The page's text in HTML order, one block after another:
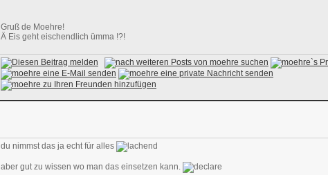
Gruß de Moehre!
Ä Eis geht eischendlich ümma !?!
du nimmst das ja echt für alles
aber gut zu wissen wo man das einsetzen kann.